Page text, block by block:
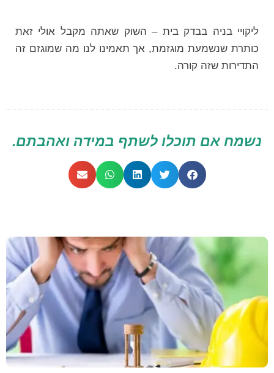
ליקויי בניה בבדק בית – השוק שאתה מקבל אולי זאת
כותרת שנשמעת מוגזמת, אך תאמינו לנו מה שמוגזם זה
התדירות שזה קורה.
נשמח אם תוכלו לשתף במידה ואהבתם.